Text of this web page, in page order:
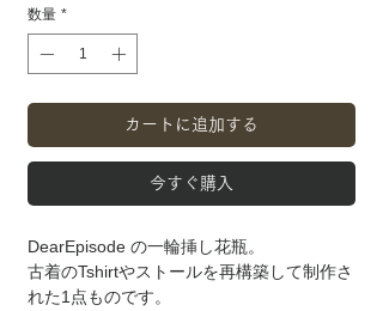
数量 *
カートに追加する
今すぐ購入
DearEpisode の一輪挿し花瓶。
古着のTshirtやストールを再構築して制作さ
れた1点ものです。